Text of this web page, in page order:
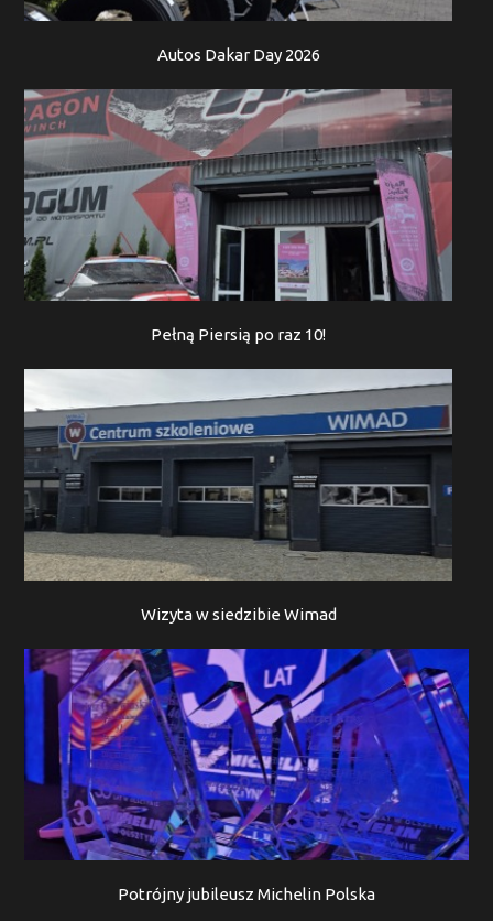
Autos Dakar Day 2026
Pełną Piersią po raz 10!
Wizyta w siedzibie Wimad
Potrójny jubileusz Michelin Polska